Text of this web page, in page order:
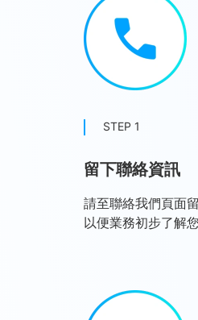
STEP 1
留下聯絡資訊
請至聯絡我們頁面
以便業務初步了解